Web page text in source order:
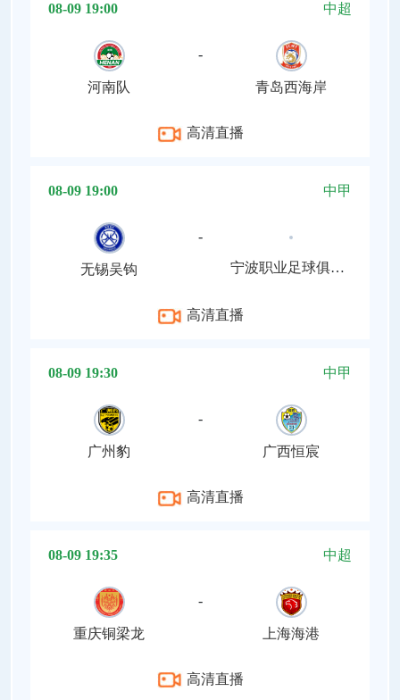
08-09 19:00 中超
河南队
-
青岛西海岸
高清直播
08-09 19:00 中甲
无锡吴钩
-
宁波职业足球俱乐部
高清直播
08-09 19:30 中甲
广州豹
-
广西恒宸
高清直播
08-09 19:35 中超
重庆铜梁龙
-
上海海港
高清直播